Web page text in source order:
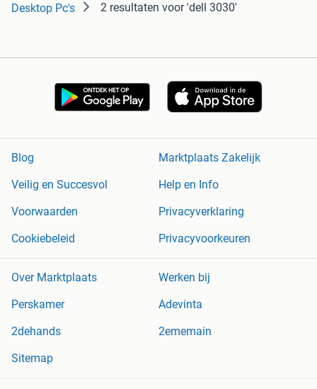
Desktop Pc's 2 resultaten voor 'dell 3030'
Blog
Marktplaats Zakelijk
Veilig en Succesvol
Help en Info
Voorwaarden
Privacyverklaring
Cookiebeleid
Privacyvoorkeuren
Over Marktplaats
Werken bij
Perskamer
Adevinta
2dehands
2ememain
Sitemap